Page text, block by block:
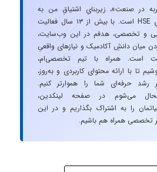
در صنعت»، زیربنایِ اشتیاقِ من به
دنیایِ HSE است. با بیش از ۱۳ سال فعالیت
و تخصصی، هدفم در این وب‌سایت،
میان دانشِ آکادمیک و نیازهای واقعیِ
است. همراه با تیم تخصصی‌ام،
تا با ارائه محتوای کاربردی و به‌روز،
رشد حرفه‌ای شما را هموارتر کنیم.
می‌شوم در صفحه لینکدین،
را به اشتراک بگذاریم و در این
تخصصی همراه هم باشیم.